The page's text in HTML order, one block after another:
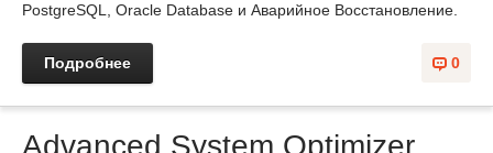
PostgreSQL, Oracle Database и Аварийное Восстановление.
0
Подробнее
Advanced System Optimizer